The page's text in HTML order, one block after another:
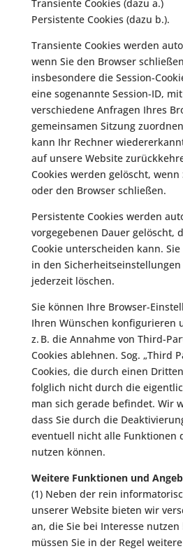
Transiente Cookies (dazu a.)
Persistente Cookies (dazu b.).
Transiente Cookies werden
wenn Sie den Browser
insbesondere die Session-
eine sogenannte Session-ID,
verschiedene Anfragen Ihres
gemeinsamen Sitzung
kann Ihr Rechner
auf unsere Website
Cookies werden gelöscht, wenn
oder den Browser schließen.
Persistente Cookies werden
vorgegebenen Dauer gelöscht,
Cookie unterscheiden kann.
in den Sicherheitseinstellungen
jederzeit löschen.
Sie können Ihre Browser-
Ihren Wünschen konfigurieren
z. B. die Annahme von Third-
Cookies ablehnen. Sog. „Third
Cookies, die durch einen
folglich nicht durch die
man sich gerade befindet. Wir
dass Sie durch die
eventuell nicht alle Funktionen
nutzen können.
Weitere Funktionen und
(1) Neben der rein
unserer Website bieten wir
an, die Sie bei Interesse nutzen
müssen Sie in der Regel